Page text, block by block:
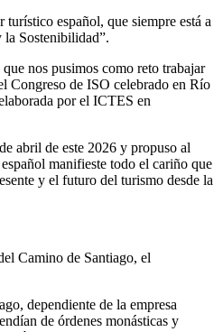
español, que siempre está a
la Sostenibilidad”.
nos pusimos como reto trabajar
Congreso de ISO celebrado en Río
por el ICTES en
abril de este 2026 y propuso al
manifieste todo el cariño que
y el futuro del turismo desde la
Camino de Santiago, el
dependiente de la empresa
de órdenes monásticas y